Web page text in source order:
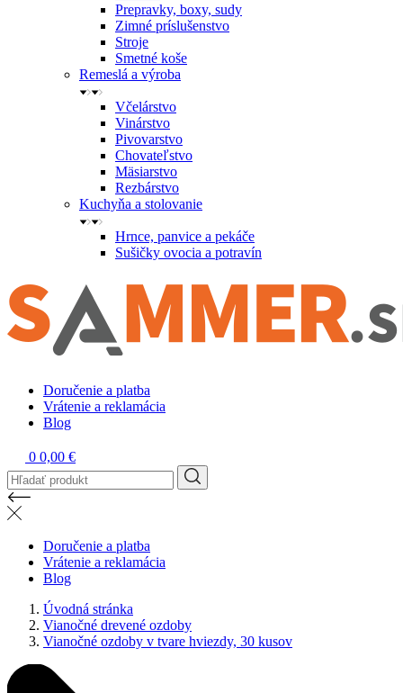
Prepravky, boxy, sudy
Zimné príslušenstvo
Stroje
Smetné koše
Remeslá a výroba
Včelárstvo
Vinárstvo
Pivovarstvo
Chovateľstvo
Mäsiarstvo
Rezbárstvo
Kuchyňa a stolovanie
Hrnce, panvice a pekáče
Sušičky ovocia a potravín
Doručenie a platba
Vrátenie a reklamácia
Blog
0 0,00 €
Doručenie a platba
Vrátenie a reklamácia
Blog
Úvodná stránka
Vianočné drevené ozdoby
Vianočné ozdoby v tvare hviezdy, 30 kusov